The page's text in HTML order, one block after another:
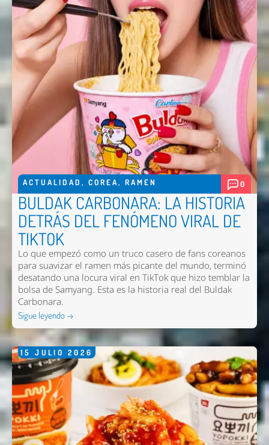
ACTUALIDAD , COREA, RAMEN 0
BULDAK CARBONARA: LA HISTORIA
DETRÁS DEL FENÓMENO VIRAL DE
TIKTOK
Lo que empezó como un truco casero de fans coreanos
para suavizar el ramen más picante del mundo, terminó
desatando una locura viral en TikTok que hizo temblar la
bolsa de Samyang. Esta es la historia real del Buldak
Carbonara.
Sigue leyendo →
15 JULIO 2026
Nombre *
Email *
Comentario *